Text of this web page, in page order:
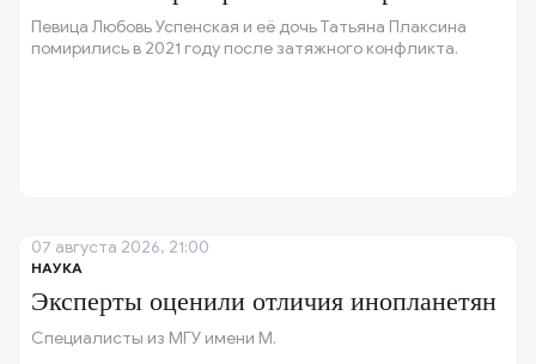
Певица Любовь Успенская и её дочь Татьяна Плаксина
помирились в 2021 году после затяжного конфликта.
НАУКА
Эксперты оценили отличия инопланетян
Специалисты из МГУ имени М.
07 августа 2026, 21:00